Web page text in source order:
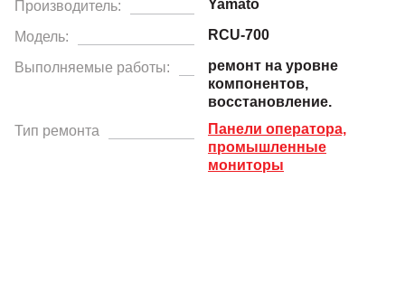
Производитель: Yamato
Модель: RCU-700
Выполняемые работы:
ремонт на уровне
компонентов,
восстановление.
Тип ремонта
Панели оператора,
промышленные
мониторы